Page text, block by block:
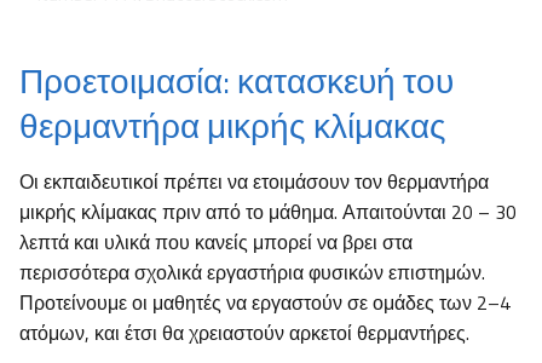
Προετοιμασία: κατασκευή του
θερμαντήρα μικρής κλίμακας
Οι εκπαιδευτικοί πρέπει να ετοιμάσουν τον θερμαντήρα
μικρής κλίμακας πριν από το μάθημα. Απαιτούνται 20 – 30
λεπτά και υλικά που κανείς μπορεί να βρει στα
περισσότερα σχολικά εργαστήρια φυσικών επιστημών.
Προτείνουμε οι μαθητές να εργαστούν σε ομάδες των 2–4
ατόμων, και έτσι θα χρειαστούν αρκετοί θερμαντήρες.